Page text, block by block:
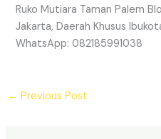
Ruko Mutiara Taman Palem
Jakarta, Daerah Khusus
WhatsApp: 082185991038
← Previous Post